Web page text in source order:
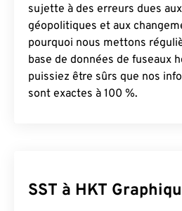
sujette à des erreurs dues
géopolitiques et aux
pourquoi nous mettons
base de données de fuseaux
puissiez être sûrs que nos
sont exactes à 100 %.
SST à HKT